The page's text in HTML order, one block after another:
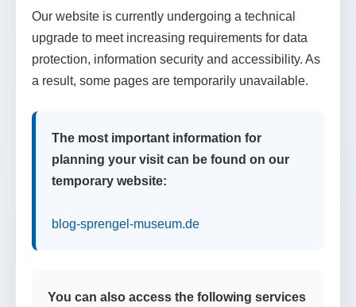
Our website is currently undergoing a technical
upgrade to meet increasing requirements for data
protection, information security and accessibility. As
a result, some pages are temporarily unavailable.
The most important information for
planning your visit can be found on our
temporary website:
blog-sprengel-museum.de
You can also access the following services